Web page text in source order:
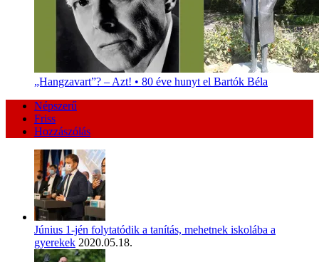
„Hangzavart”? – Azt! • 80 éve hunyt el Bartók Béla
Népszerű
Friss
Hozzászólás
Június 1-jén folytatódik a tanítás, mehetnek iskolába a
gyerekek 2020.05.18.